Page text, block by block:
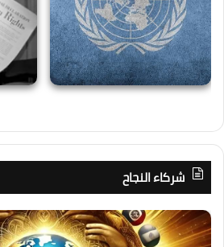
شركاء النجاح